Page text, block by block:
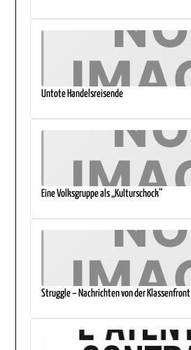
Untote Handelsreisende
Eine Volksgruppe als „Kulturschock“
Struggle – Nachrichten von der Klassenfront